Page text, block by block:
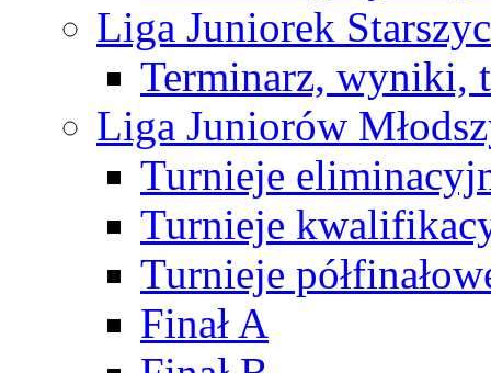
Liga Juniorek
Terminarz, wyniki,
Liga Juniorów
Turnieje
Turnieje
Turnieje
Finał A